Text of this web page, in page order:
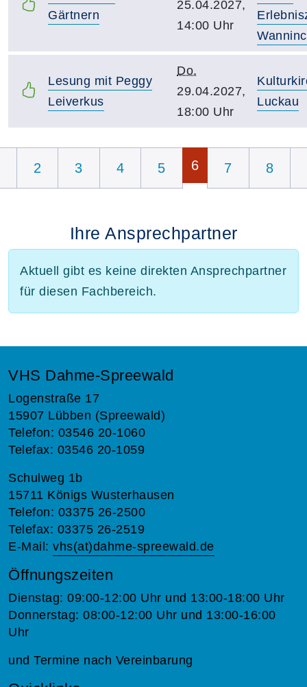
Gärtnern
25.04.2027,
14:00 Uhr
Lesung mit Peggy
Leiverkus
Do.
29.04.2027,
18:00 Uhr
Luckau
2 3 4 5 6 7 8
Ihre Ansprechpartner
Aktuell gibt es keine direkten Ansprechpartner
für diesen Fachbereich.
VHS Dahme-Spreewald
Logenstraße 17
15907 Lübben (Spreewald)
Telefon: 03546 20-1060
Telefax: 03546 20-1059
Schulweg 1b
15711 Königs Wusterhausen
Telefon: 03375 26-2500
Telefax: 03375 26-2519
E-Mail: vhs(at)dahme-spreewald.de
Öffnungszeiten
Dienstag: 09:00-12:00 Uhr und 13:00-18:00 Uhr
Donnerstag: 08:00-12:00 Uhr und 13:00-16:00
Uhr
und Termine nach Vereinbarung